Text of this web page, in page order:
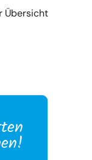
Übersicht